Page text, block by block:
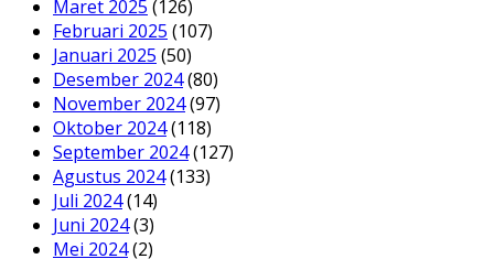
Maret 2025 (126)
Februari 2025 (107)
Januari 2025 (50)
Desember 2024(80)
November 2024(97)
Oktober 2024(118)
September 2024(127)
Agustus 2024(133)
Juli 2024(14)
Juni 2024(3)
Mei 2024(2)